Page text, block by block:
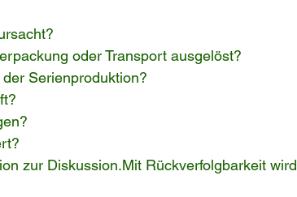
oder Transport ausgelöst?
Serienproduktion?
zur Diskussion.Mit Rückverfolgbarkeit wird